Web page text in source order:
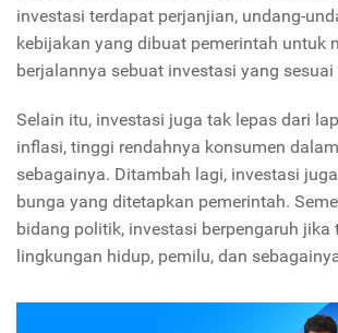
investasi terdapat perjanjian, undang-
kebijakan yang dibuat pemerintah untuk
berjalannya sebuat investasi yang
Selain itu, investasi juga tak lepas dari
inflasi, tinggi rendahnya konsumen
sebagainya. Ditambah lagi, investasi
bunga yang ditetapkan pemerintah.
bidang politik, investasi berpengaruh jika
lingkungan hidup, pemilu, dan